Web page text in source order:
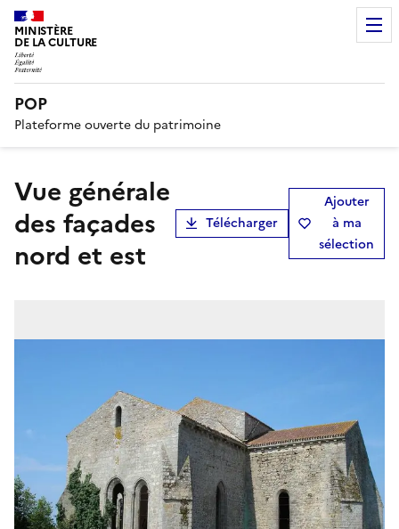
MINISTÈRE
DE LA CULTURE
POP
Plateforme ouverte du patrimoine
vue générale
des façades
nord et est
Télécharger
Ajouter
à ma
sélection